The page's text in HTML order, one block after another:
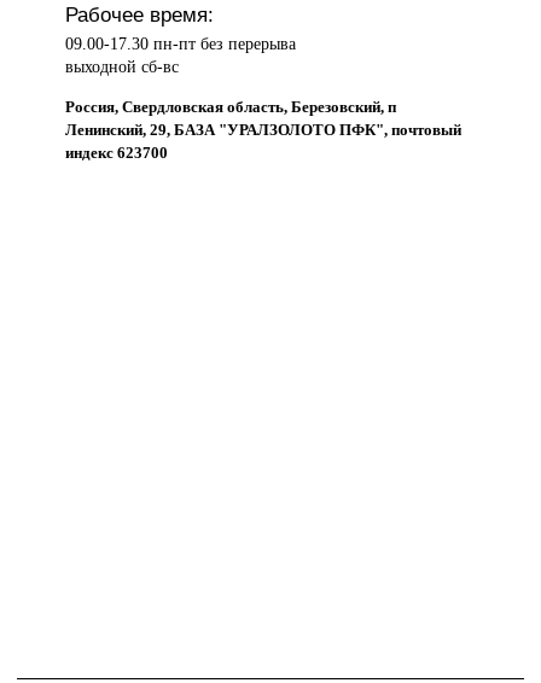
Рабочее время:
09.00-17.30 пн-пт без перерыва
выходной сб-вс
Россия, Свердловская область, Березовский, п
Ленинский, 29, БАЗА "УРАЛЗОЛОТО ПФК", почтовый
индекс 623700